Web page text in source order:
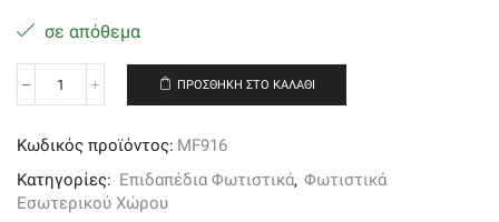
σε απόθεμα
Επιδαπέδιο
με
φώτα
και
ΠΡΟΣΘΉΚΗ ΣΤΟ ΚΑΛΆΘΙ
Κωδικός προϊόντος: MF916
Κατηγορίες: Επιδαπέδια Φωτιστικά, Φωτιστικά
Εσωτερικού Χώρου